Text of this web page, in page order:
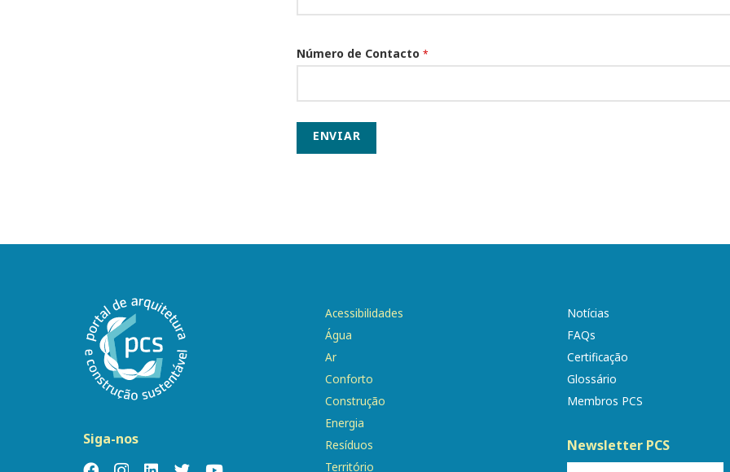
Número de Contacto *
ENVIAR
Siga-nos
Acessibilidades
Água
Ar
Conforto
Construção
Energia
Resíduos
Território
Notícias
FAQs
Certificação
Glossário
Membros PCS
Newsletter PCS